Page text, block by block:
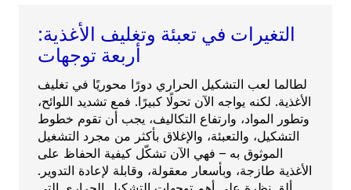
التغيرات في تعبئة وتغليف الأغذية:
أربعة توجهات
لطالما لعب التشكيل الحراري دورًا محوريًا في تغليف
الأغذية. لكنه يواجه الآن تحولًا كبيرًا. فمع تشديد اللوائح،
وتطور المواد، وارتفاع التكاليف، يجب أن تقوم خطوط
التشكيل، والتعبئة، والإغلاق بأكثر من مجرد التشغيل
الموثوق به – فهي الآن تشكّل كيفية الحفاظ على
الأغذية طازجة، وبأسعار معقولة، وقابلة لإعادة التدوير.